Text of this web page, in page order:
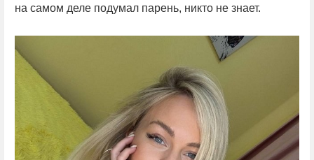
на самом деле подумал парень, никто не знает.